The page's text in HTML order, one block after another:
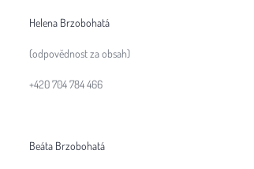
Helena Brzobohatá
(odpovědnost za obsah)
+420 704 784 466
Beáta Brzobohatá